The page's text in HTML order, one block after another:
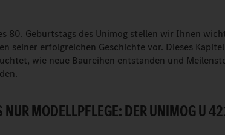
80. Geburtstags des Unimog stellen wir Ihnen
seiner erfolgreichen Geschichte vor. Dieses
wie neue Baureihen entstanden und
NUR MODELLPFLEGE: DER UNIMOG U